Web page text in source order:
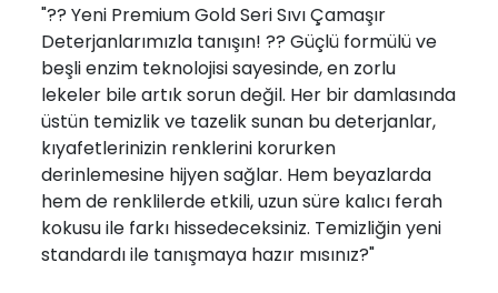
"?? Yeni Premium Gold Seri Sıvı Çamaşır
Deterjanlarımızla tanışın! ?? Güçlü formülü ve
beşli enzim teknolojisi sayesinde, en zorlu
lekeler bile artık sorun değil. Her bir damlasında
üstün temizlik ve tazelik sunan bu deterjanlar,
kıyafetlerinizin renklerini korurken
derinlemesine hijyen sağlar. Hem beyazlarda
hem de renklilerde etkili, uzun süre kalıcı ferah
kokusu ile farkı hissedeceksiniz. Temizliğin yeni
standardı ile tanışmaya hazır mısınız?"